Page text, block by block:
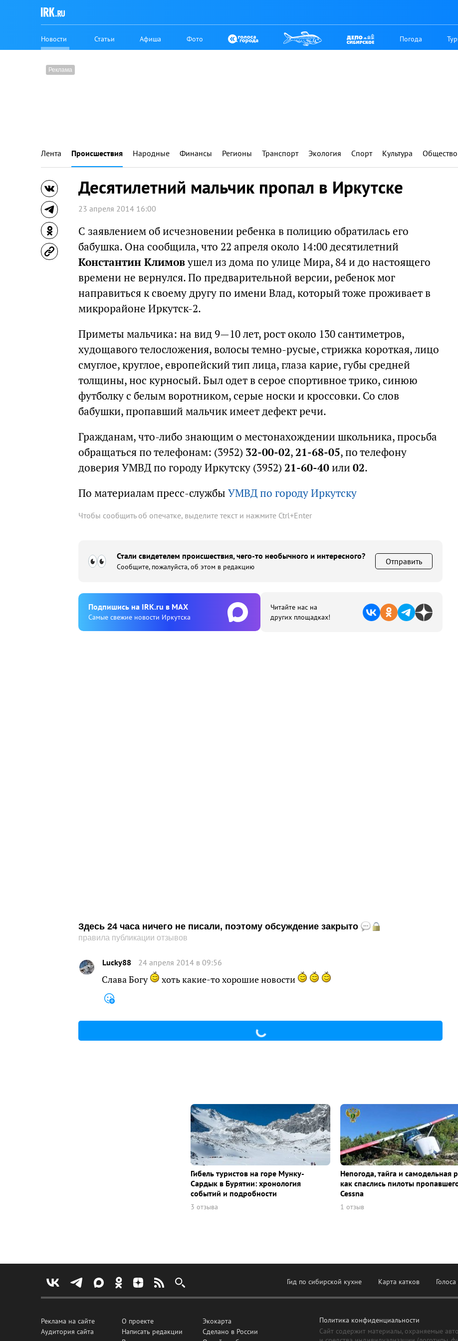
Новости Статьи Афиша Фото Погода
Лента Происшествия Народные Финансы Регионы Транспорт Экология Спорт Культура Общество
Десятилетний мальчик пропал в Иркутске
23 апреля 2014 16:00
С заявлением об исчезновении ребенка в полицию обратилась его
бабушка. Она сообщила, что 22 апреля около 14:00 десятилетний
Константин Климовушел из дома по улице Мира, 84 и до настоящего
времени не вернулся. По предварительной версии, ребенок мог
направиться к своему другу по имени Влад, который тоже проживает в
микрорайоне Иркутск-2.
Приметы мальчика: на вид 9—10 лет, рост около 130 сантиметров,
худощавого телосложения, волосы темно-русые, стрижка короткая, лицо
смуглое, круглое, европейский тип лица, глаза карие, губы средней
толщины, нос курносый. Был одет в серое спортивное трико, синюю
футболку с белым воротником, серые носки и кроссовки. Со слов
бабушки, пропавший мальчик имеет дефект речи.
Гражданам, что-либо знающим о местонахождении школьника, просьба
обращаться по телефонам: (3952) 32-00-02,21-68-05, по телефону
доверия УМВД по городу Иркутску (3952) 21-60-40или 02.
По материалам пресс-службы УМВД по городу Иркутску
Чтобы сообщить об опечатке, выделите текст и нажмите Ctrl+Enter
Стали свидетелем происшествия, чего-то необычного и интересного?
Сообщите, пожалуйста, об этом в редакцию
Отправить
Подпишиcь на IRK.ru в MAX
Cамые свежие новости Иркутска
Читайте нас на
других площадках!
Здесь 24 часа ничего не писали, поэтому обсуждение закрыто
правила публикации отзывов
Lucky88 24 апреля 2014 в 09:56
Слава Богу хоть какие-то хорошие новости
Гибель туристов на горе Мунку-
Сардык в Бурятии: хронология
событий и подробности
3 отзыва
Непогода, тайга и самодельная
как спаслись пилоты
Cessna
1 отзыв
Гид по сибирской кухне Карта катков
Реклама на сайте
Аудитория сайта
О проекте
Написать редакции
Экокарта
Сделано в России
Политика конфиденциальности
Сайт содержит материалы, охраняемые